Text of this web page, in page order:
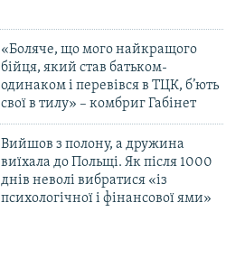
«Боляче, що мого найкращого
бійця, який став батьком-
одинаком і перевівся в ТЦК, б’ють
свої в тилу» – комбриг Габінет
Вийшов з полону, а дружина
виїхала до Польщі. Як після 1000
днів неволі вибратися «із
психологічної і фінансової ями»